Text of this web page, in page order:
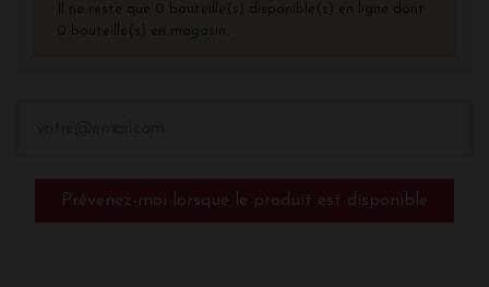
Prévenez-moi lorsque le produit est disponible